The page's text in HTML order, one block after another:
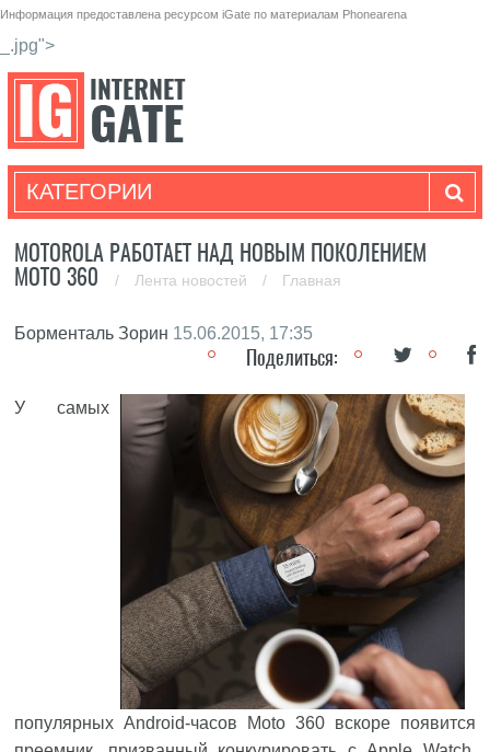
Информация предоставлена ресурсом iGate по материалам Phonearena
_.jpg">
КАТЕГОРИИ
MOTOROLA РАБОТАЕТ НАД НОВЫМ ПОКОЛЕНИЕМ
MOTO 360
/ Лента новостей / Главная
Борменталь Зорин 15.06.2015, 17:35
Поделиться:
У самых
популярных Android-часов Moto 360 вскоре появится